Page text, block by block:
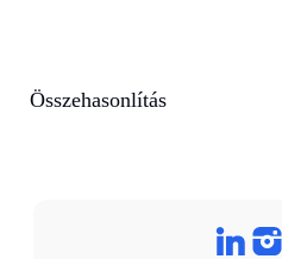
Összehasonlítás